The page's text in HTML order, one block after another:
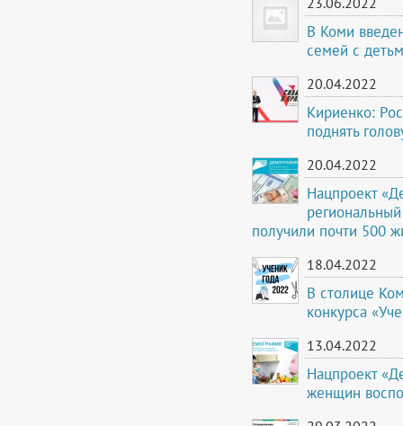
В Коми
семей с
20.04.2022
Кириенко:
поднять
20.04.2022
Нацпроект
получили почти 500
18.04.2022
В столице
конкурса
13.04.2022
Нацпроект
женщин